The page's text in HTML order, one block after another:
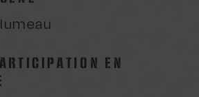
EN